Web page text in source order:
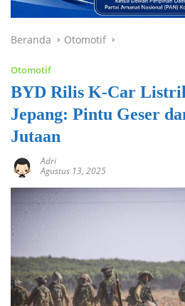
Beranda Otomotif
Otomotif
BYD Rilis K-Car
Jepang: Pintu Geser
Jutaan
Adri
Agustus 13, 2025